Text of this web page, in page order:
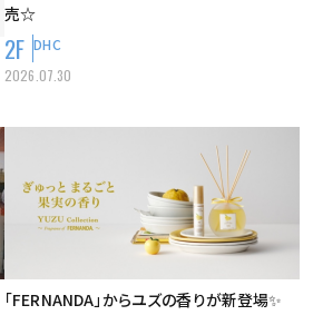
売☆
2F DHC
2026.07.30
「FERNANDA」からユズの香りが新登場✨